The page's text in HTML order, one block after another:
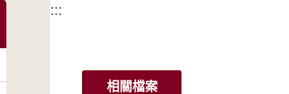
:::
相關檔案